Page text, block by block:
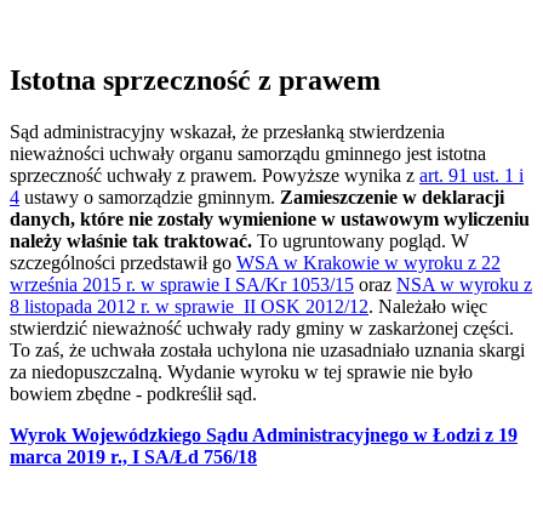
Istotna sprzeczność z prawem
Sąd administracyjny wskazał, że przesłanką stwierdzenia
nieważności uchwały organu samorządu gminnego jest istotna
sprzeczność uchwały z prawem. Powyższe wynika z art. 91 ust. 1 i
4 ustawy o samorządzie gminnym. Zamieszczenie w deklaracji
danych, które nie zostały wymienione w ustawowym wyliczeniu
należy właśnie tak traktować. To ugruntowany pogląd. W
szczególności przedstawił go WSA w Krakowie w wyroku z 22
września 2015 r. w sprawie I SA/Kr 1053/15 oraz NSA w wyroku z
8 listopada 2012 r. w sprawie II OSK 2012/12. Należało więc
stwierdzić nieważność uchwały rady gminy w zaskarżonej części.
To zaś, że uchwała została uchylona nie uzasadniało uznania skargi
za niedopuszczalną. Wydanie wyroku w tej sprawie nie było
bowiem zbędne - podkreślił sąd.
Wyrok Wojewódzkiego Sądu Administracyjnego w Łodzi z 19
marca 2019 r., I SA/Łd 756/18